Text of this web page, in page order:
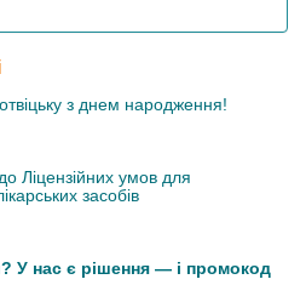
з днем народження!
Ліцензійних умов для
засобів
У нас є рішення — і промокод